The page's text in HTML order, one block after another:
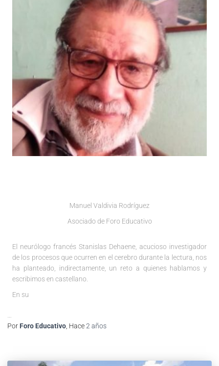
Manuel Valdivia Rodríguez
Asociado de Foro Educativo
El neurólogo francés Stanislas Dehaene, acucioso investigador
de los procesos que ocurren en el cerebro durante la lectura, nos
ha planteado, indirectamente, un reto a quienes hablamos y
escribimos en castellano.
En su
Por Foro Educativo , Hace2 años